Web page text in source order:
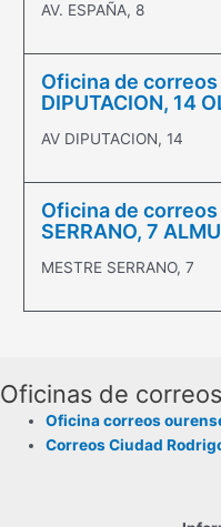
AV. ESPAÑA, 8
Oficina de
DIPUTACION, 14
AV DIPUTACION, 14
Oficina de
SERRANO, 7
MESTRE SERRANO, 7
Oficinas de
Oficina correos
Correos Ciudad